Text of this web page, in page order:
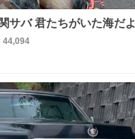
ごらん、関アジと関サバ 君たちがいた海だよ
44,094